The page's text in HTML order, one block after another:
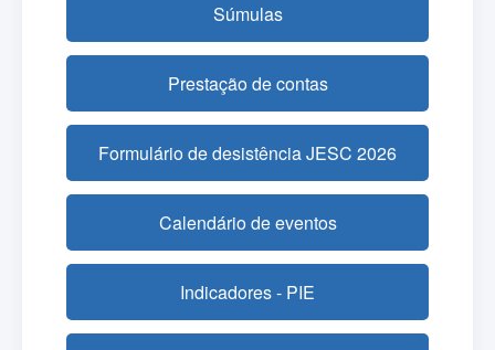
Súmulas
Prestação de contas
Formulário de desistência JESC 2026
Calendário de eventos
Indicadores - PIE